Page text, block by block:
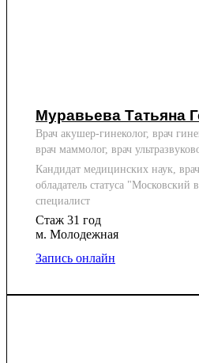
Муравьева Татьяна
Врач акушер-гинеколог, врач
врач маммолог, врач
Кандидат медицинских наук,
обладатель статуса "Московский
специалист
Стаж 31 год
м. Молодежная
Запись онлайн